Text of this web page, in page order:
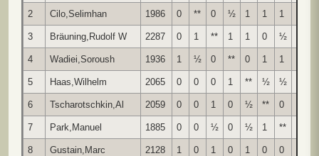
2 Cilo,Selimhan 1986 0 ** 0 ½ 1 1 1
3 Bräuning,Rudolf W 2287 0 1 ** 1 1 0 ½
4 Wadiei,Soroush 1936 1 ½ 0 ** 0 1 1
5 Haas,Wilhelm 2065 0 0 0 1 ** ½ ½
6 Tscharotschkin,Al 2059 0 0 1 0 ½ ** 0
7 Park,Manuel 1885 0 0 ½ 0 ½ 1 **
8 Gustain,Marc 2128 1 0 1 0 1 0 0